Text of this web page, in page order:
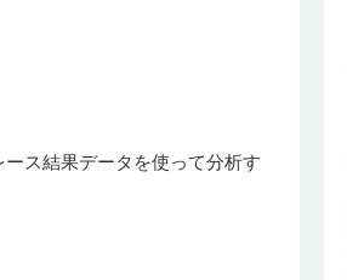
ス結果データを使って分析す